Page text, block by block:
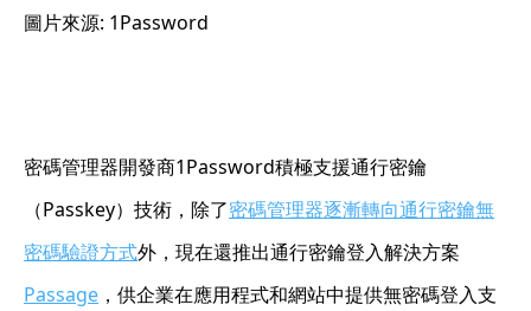
圖片來源: 1Password
密碼管理器開發商1Password積極支援通行密鑰
（Passkey）技術，除了密碼管理器逐漸轉向通行密鑰無
密碼驗證方式外，現在還推出通行密鑰登入解決方案
Passage ，供企業在應用程式和網站中提供無密碼登入支